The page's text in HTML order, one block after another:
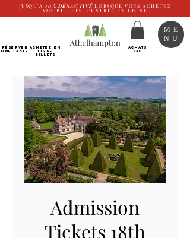
JUSQU'À 10% DÉSACTIVÉ LORSQUE VOUS ACHETEZ
VOS BILLETS D'ENTRÉE EN LIGNE
RÉSERVER
UNE TABLE
Achetez EN
LIGNE
Billets
ACHATS
SAC
ME
NU
Admission
Tickets 18th